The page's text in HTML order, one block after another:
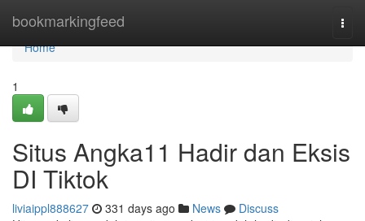
bookmarkingfeed
Home
Home
1
Situs Angka11 Hadir dan Eksis
DI Tiktok
liviaippl888627 331 days ago News
Discuss